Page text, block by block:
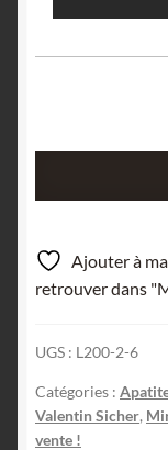
rose
sur
quartz
près
de
Amsteg
(Uri),
Ajouter à
retrouver dans
UGS : L200-2-6
Catégories :
Valentin Sicher,
vente !